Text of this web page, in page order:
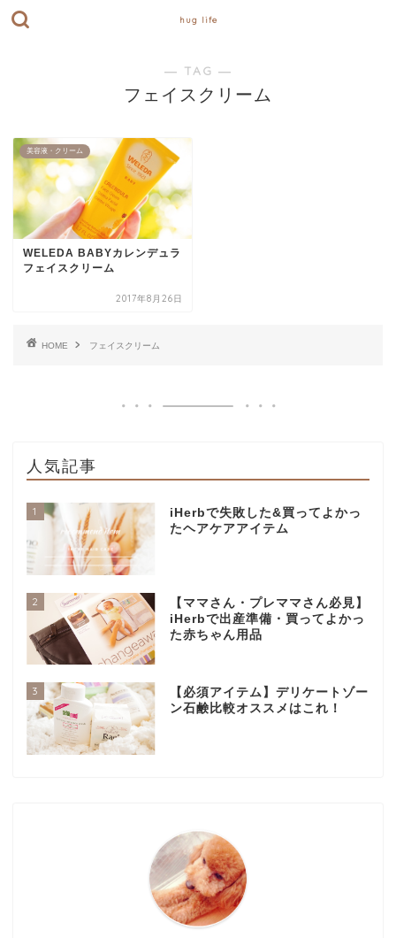
hug life
― TAG ―
フェイスクリーム
美容液・クリーム
WELEDA BABYカレンデュラ
フェイスクリーム
2017年8月26日
HOME フェイスクリーム
人気記事
1
iHerbで失敗した&買ってよかっ
たヘアケアアイテム
2
【ママさん・プレママさん必見】
iHerbで出産準備・買ってよかっ
た赤ちゃん用品
3
【必須アイテム】デリケートゾー
ン石鹸比較オススメはこれ！